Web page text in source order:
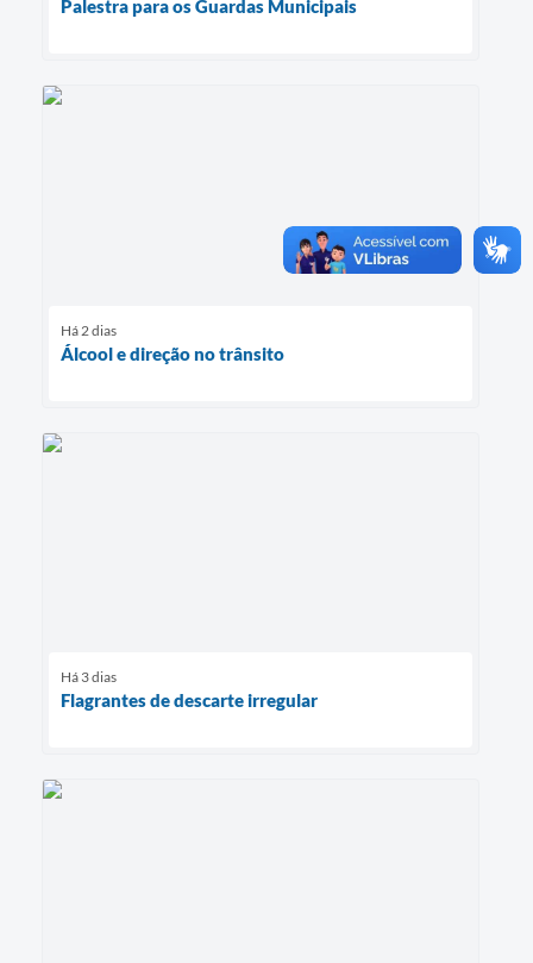
Palestra para os Guardas Municipais
Há 2 dias
Álcool e direção no trânsito
Há 3 dias
Flagrantes de descarte irregular